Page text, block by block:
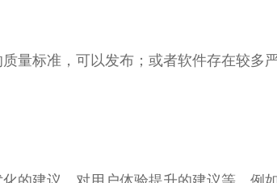
量标准，可以发布；或者软件存在较多